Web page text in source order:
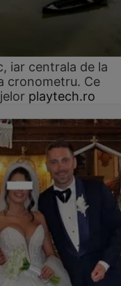
iar centrala de la
cronometru. Ce
playtech.ro